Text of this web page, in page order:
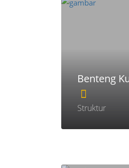
Benteng
Struktur